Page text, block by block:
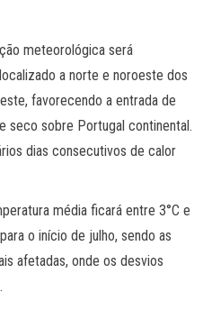
meteorológica será
a norte e noroeste dos
favorecendo a entrada de
seco sobre Portugal continental.
dias consecutivos de calor
média ficará entre 3°C e
o início de julho, sendo as
afetadas, onde os desvios